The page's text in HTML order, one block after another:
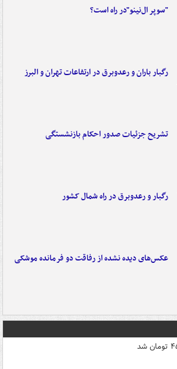
"سوپر ال‌نینو"در راه است؟
رگبار باران و رعدوبرق در ارتفاعات تهران و البرز
تشریح جزئیات صدور احکام بازنشستگی
رگبار و رعدوبرق در راه شمال کشور
عکس‌های دیده نشده از رفاقت دو فرمانده‌ موشکی